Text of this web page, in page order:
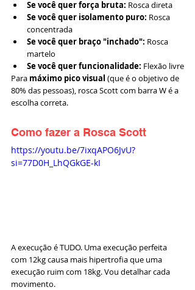
Se você quer força bruta: Rosca direta
Se você quer isolamento puro: Rosca
concentrada
Se você quer braço "inchado": Rosca
martelo
Se você quer funcionalidade: Flexão livre
Para máximo pico visual (que é o objetivo de
80% das pessoas), rosca Scott com barra W é a
escolha correta.
Como fazer a Rosca Scott
https://youtu.be/7ixqAPO6JvU?
si=77D0H_LhQGkGE-kI
A execução é TUDO. Uma execução perfeita
com 12kg causa mais hipertrofia que uma
execução ruim com 18kg. Vou detalhar cada
movimento.